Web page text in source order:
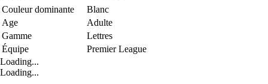
Couleur dominante
Blanc
Age
Adulte
Gamme
Lettres
Équipe
Premier League
Loading...
Loading...